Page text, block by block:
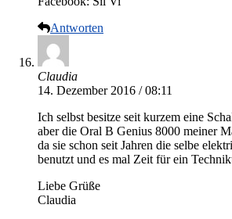
Antworten
Claudia
14. Dezember 2016 / 08:11
Ich selbst besitze seit kurzem eine
aber die Oral B Genius 8000 meiner
da sie schon seit Jahren die selbe
benutzt und es mal Zeit für ein
Liebe Grüße
Claudia